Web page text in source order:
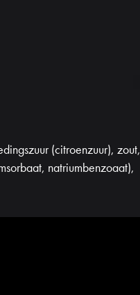
(citroenzuur), zout,
natriumbenzoaat),